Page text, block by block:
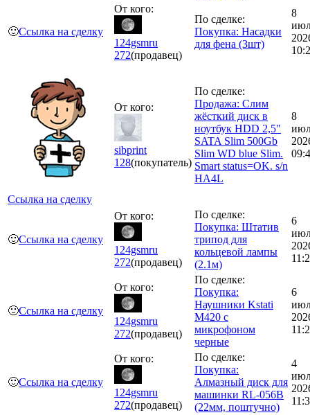
🙂Ссылка на сделку
От кого:
124gsmru
272(продавец)
По сделке:
Покупка: Насадки
для фена (3шт)
8
Ссылка на сделку
От кого:
sibprint
128(покупатель)
По сделке:
Продажа: Слим
жёсткий диск в
ноутбук HDD 2,5"
SATA Slim 500Gb
Slim WD blue Slim.
Smart status=OK. s/n
HA4L
8
🙂Ссылка на сделку
От кого:
124gsmru
272(продавец)
По сделке:
Покупка: Штатив
трипод для
кольцевой лампы
(2.1м)
6
🙂Ссылка на сделку
От кого:
124gsmru
272(продавец)
По сделке:
Покупка:
Наушники Kstati
M420 с
микрофоном
черные
6
🙂Ссылка на сделку
От кого:
124gsmru
272(продавец)
По сделке:
Покупка:
Алмазный диск для
машинки RL-056B
(22мм, поштучно)
4